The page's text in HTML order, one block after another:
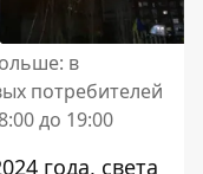
в
потребителей
до 19:00
года, света